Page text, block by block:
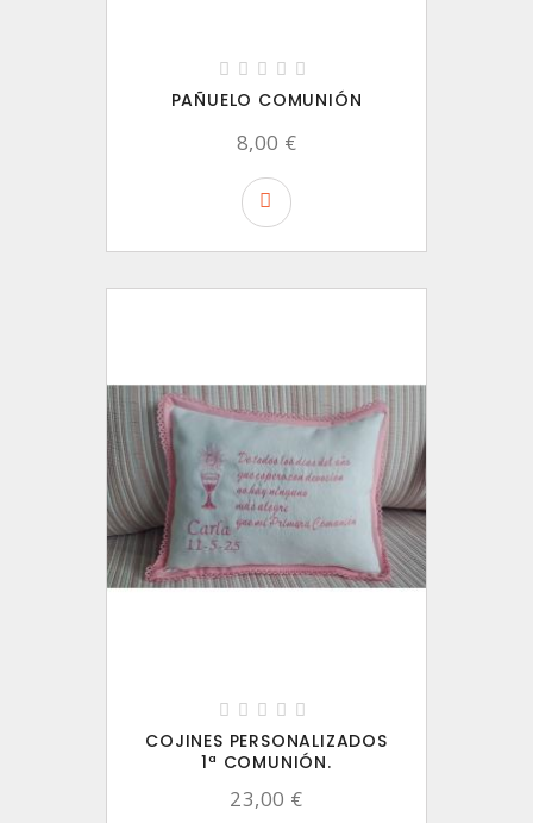
PAÑUELO COMUNIÓN
8,00 €
COJINES PERSONALIZADOS
1ª COMUNIÓN.
23,00 €